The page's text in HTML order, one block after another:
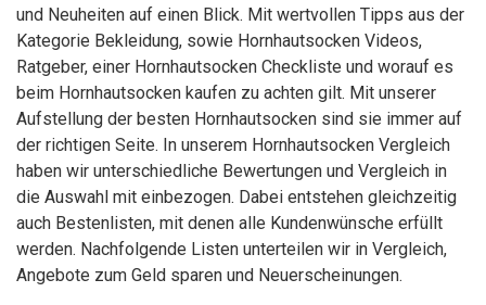
und Neuheiten auf einen Blick. Mit wertvollen Tipps aus der
Kategorie Bekleidung, sowie Hornhautsocken Videos,
Ratgeber, einer Hornhautsocken Checkliste und worauf es
beim Hornhautsocken kaufen zu achten gilt. Mit unserer
Aufstellung der besten Hornhautsocken sind sie immer auf
der richtigen Seite. In unserem Hornhautsocken Vergleich
haben wir unterschiedliche Bewertungen und Vergleich in
die Auswahl mit einbezogen. Dabei entstehen gleichzeitig
auch Bestenlisten, mit denen alle Kundenwünsche erfüllt
werden. Nachfolgende Listen unterteilen wir in Vergleich,
Angebote zum Geld sparen und Neuerscheinungen.